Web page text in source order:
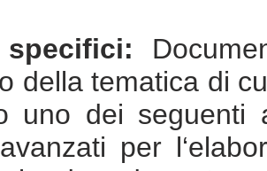
specifici:
della tematica di
uno dei seguenti
per